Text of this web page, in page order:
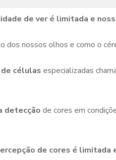
de ver é limitada e
nossos olhos e como o
células especializadas
detecção de cores em
de cores é limitada